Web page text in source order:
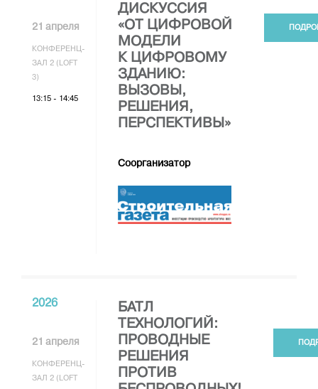
21 апреля
КОНФЕРЕНЦ-
ЗАЛ 2 (LOFT
3)
13:15 - 14:45
ДИСКУССИЯ
«ОТ ЦИФРОВОЙ
МОДЕЛИ
К ЦИФРОВОМУ
ЗДАНИЮ:
ВЫЗОВЫ,
РЕШЕНИЯ,
ПЕРСПЕКТИВЫ»
Соорганизатор
2026
21 апреля
КОНФЕРЕНЦ-
ЗАЛ 2 (LOFT
БАТЛ
ТЕХНОЛОГИЙ:
ПРОВОДНЫЕ
РЕШЕНИЯ
ПРОТИВ